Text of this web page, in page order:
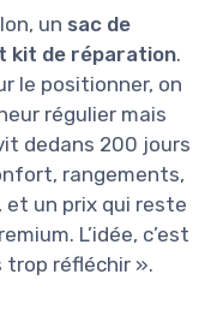
un sac de
kit de réparation.
le positionner, on
régulier mais
dedans 200 jours
rangements,
un prix qui reste
L’idée, c’est
trop réfléchir ».